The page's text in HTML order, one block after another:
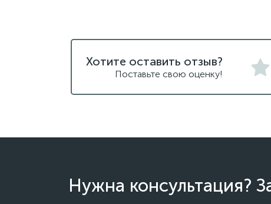
Хотите оставить отзыв?
Поставьте свою оценку!
Нужна консультация?